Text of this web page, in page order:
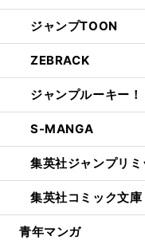
ジャンプTOON
ZEBRACK
ジャンプルーキー！
S-MANGA
集英社ジャンプリミ
集英社コミック文庫
青年マンガ